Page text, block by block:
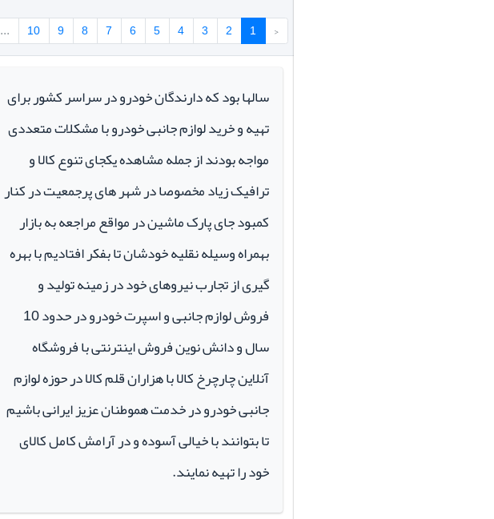
‹
1
2
3
4
5
6
7
8
9
10
...
سالها بود که دارندگان خودرو در سراسر کشور برای
تهیه و خرید لوازم جانبی خودرو با مشکلات متعددی
مواجه بودند از جمله مشاهده یکجای تنوع کالا و
ترافیک زیاد مخصوصا در شهر های پرجمعیت در کنار
کمبود جای پارک ماشین در مواقع مراجعه به بازار
بهمراه وسیله نقلیه خودشان تا بفکر افتادیم با بهره
گیری از تجارب نیروهای خود در زمینه تولید و
فروش لوازم جانبی و اسپرت خودرو در حدود 10
سال و دانش نوین فروش اینترنتی با فروشگاه
آنلاین چارچرخ کالا با هزاران قلم کالا در حوزه لوازم
جانبی خودرو در خدمت هموطنان عزیز ایرانی باشیم
تا بتوانند با خیالی آسوده و در آرامش کامل کالای
خود را تهیه نمایند.